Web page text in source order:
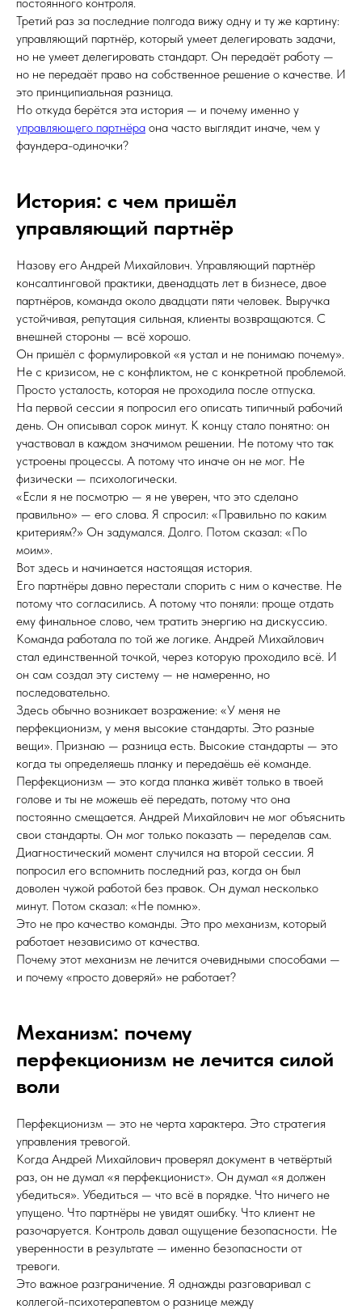
Третий раз за последние полгода вижу одну и ту же картину:
управляющий партнёр, который умеет делегировать задачи,
но не умеет делегировать стандарт. Он передаёт работу —
но не передаёт право на собственное решение о качестве. И
это принципиальная разница.
Но откуда берётся эта история — и почему именно у
управляющего партнёра она часто выглядит иначе, чем у
фаундера-одиночки?
История: с чем пришёл
управляющий партнёр
Назову его Андрей Михайлович. Управляющий партнёр
консалтинговой практики, двенадцать лет в бизнесе, двое
партнёров, команда около двадцати пяти человек. Выручка
устойчивая, репутация сильная, клиенты возвращаются. С
внешней стороны — всё хорошо.
Он пришёл с формулировкой «я устал и не понимаю почему».
Не с кризисом, не с конфликтом, не с конкретной проблемой.
Просто усталость, которая не проходила после отпуска.
На первой сессии я попросил его описать типичный рабочий
день. Он описывал сорок минут. К концу стало понятно: он
участвовал в каждом значимом решении. Не потому что так
устроены процессы. А потому что иначе он не мог. Не
физически — психологически.
«Если я не посмотрю — я не уверен, что это сделано
правильно» — его слова. Я спросил: «Правильно по каким
критериям?» Он задумался. Долго. Потом сказал: «По
моим».
Вот здесь и начинается настоящая история.
Его партнёры давно перестали спорить с ним о качестве. Не
потому что согласились. А потому что поняли: проще отдать
ему финальное слово, чем тратить энергию на дискуссию.
Команда работала по той же логике. Андрей Михайлович
стал единственной точкой, через которую проходило всё. И
он сам создал эту систему — не намеренно, но
последовательно.
Здесь обычно возникает возражение: «У меня не
перфекционизм, у меня высокие стандарты. Это разные
вещи». Признаю — разница есть. Высокие стандарты — это
когда ты определяешь планку и передаёшь её команде.
Перфекционизм — это когда планка живёт только в твоей
голове и ты не можешь её передать, потому что она
постоянно смещается. Андрей Михайлович не мог объяснить
свои стандарты. Он мог только показать — переделав сам.
Диагностический момент случился на второй сессии. Я
попросил его вспомнить последний раз, когда он был
доволен чужой работой без правок. Он думал несколько
минут. Потом сказал: «Не помню».
Это не про качество команды. Это про механизм, который
работает независимо от качества.
Почему этот механизм не лечится очевидными способами —
и почему «просто доверяй» не работает?
Механизм: почему
перфекционизм не лечится силой
воли
Перфекционизм — это не черта характера. Это стратегия
управления тревогой.
Когда Андрей Михайлович проверял документ в четвёртый
раз, он не думал «я перфекционист». Он думал «я должен
убедиться». Убедиться — что всё в порядке. Что ничего не
упущено. Что партнёры не увидят ошибку. Что клиент не
разочаруется. Контроль давал ощущение безопасности. Не
уверенности в результате — именно безопасности от
тревоги.
Это важное разграничение. Я однажды разговаривал с
коллегой-психотерапевтом о разнице между